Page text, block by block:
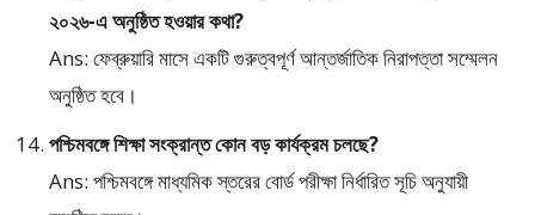
২০২৬-এ অনুষ্ঠিত হওয়ার কথা?
Ans: ফেব্রুয়ারি মাসে একটি গুরুত্বপূর্ণ আন্তর্জাতিক নিরাপত্তা সম্মেলন
অনুষ্ঠিত হবে।
পশ্চিমবঙ্গে শিক্ষা সংক্রান্ত কোন বড় কার্যক্রম চলছে?
Ans: পশ্চিমবঙ্গে মাধ্যমিক স্তরের বোর্ড পরীক্ষা নির্ধারিত সূচি অনুযায়ী